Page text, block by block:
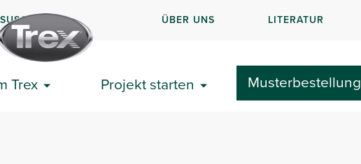
ÜBER UNS LITERATUR
Trex Projekt starten Musterbestellung